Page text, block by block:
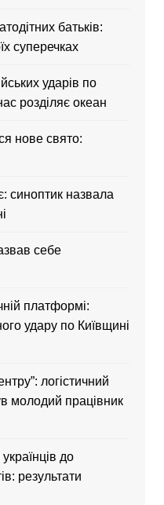
батьків:
суперечках
ударів по
розділяє океан
нове свято:
синоптик назвала
себе
платформі:
удару по Київщині
логістичний
молодий працівник
до
результати